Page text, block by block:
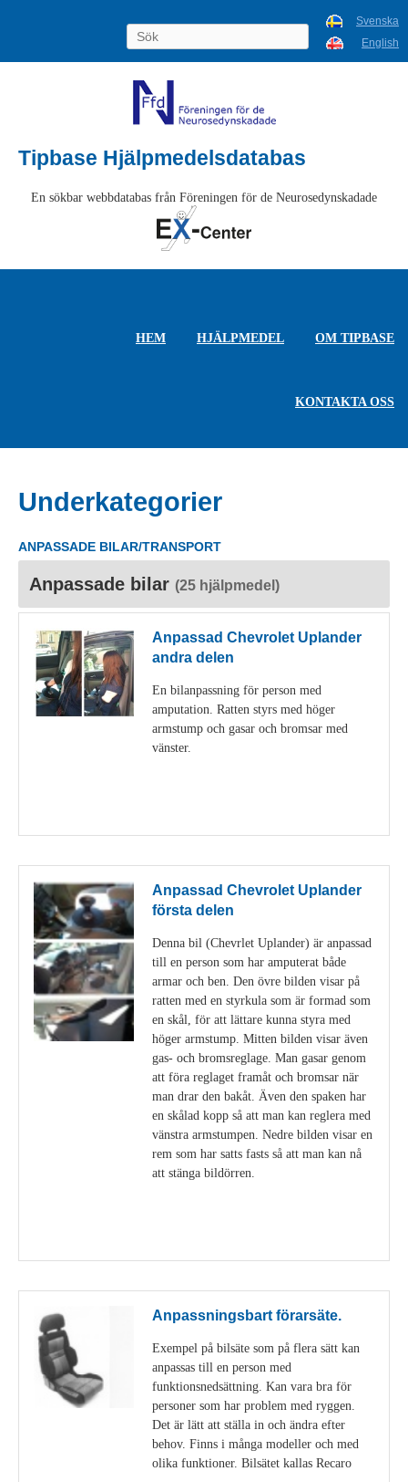
Svenska
English
Tipbase Hjälpmedelsdatabas
En sökbar webbdatabas från Föreningen för de Neurosedynskadade
HEM HJÄLPMEDEL OM TIPBASE
KONTAKTA OSS
Underkategorier
ANPASSADE BILAR/TRANSPORT
Anpassade bilar (25 hjälpmedel)
Anpassad Chevrolet Uplander
andra delen
En bilanpassning för person med
amputation. Ratten styrs med höger
armstump och gasar och bromsar med
vänster.
Anpassad Chevrolet Uplander
första delen
Denna bil (Chevrlet Uplander) är anpassad
till en person som har amputerat både
armar och ben. Den övre bilden visar på
ratten med en styrkula som är formad som
en skål, för att lättare kunna styra med
höger armstump. Mitten bilden visar även
gas- och bromsreglage. Man gasar genom
att föra reglaget framåt och bromsar när
man drar den bakåt. Även den spaken har
en skålad kopp så att man kan reglera med
vänstra armstumpen. Nedre bilden visar en
rem som har satts fasts så att man kan nå
att stänga bildörren.
Anpassningsbart förarsäte.
Exempel på bilsäte som på flera sätt kan
anpassas till en person med
funktionsnedsättning. Kan vara bra för
personer som har problem med ryggen.
Det är lätt att ställa in och ändra efter
behov. Finns i många modeller och med
olika funktioner. Bilsätet kallas Recaro